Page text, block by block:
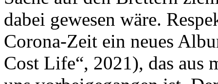
dabei gewesen wäre.
Corona-Zeit ein neues
Cost Life“, 2021), das aus